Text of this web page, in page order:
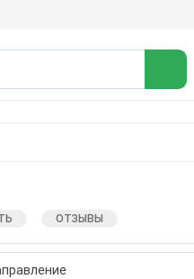
ОТЗЫВЫ